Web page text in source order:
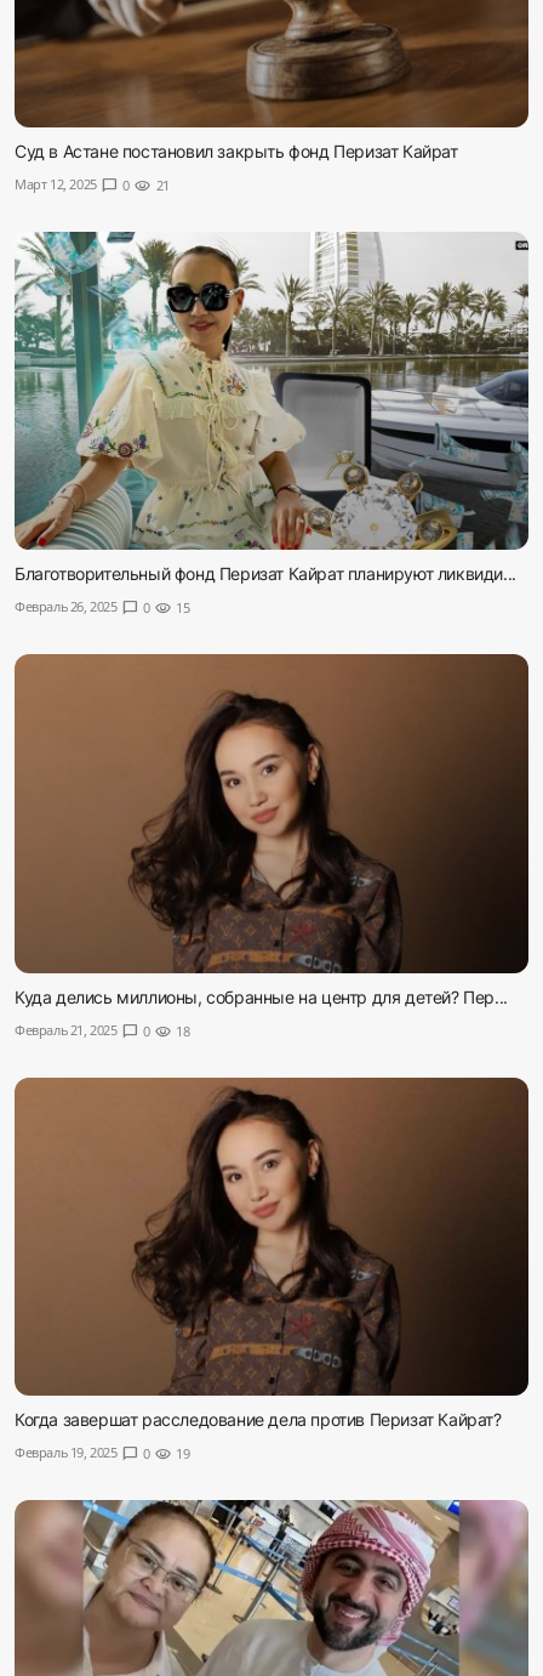
Суд в Астане постановил закрыть фонд Перизат Кайрат
Март 12, 2025 chat_bubble 0 visibility 21
Благотворительный фонд Перизат Кайрат планируют ликвиди...
Февраль 26, 2025 chat_bubble 0 visibility 15
Куда делись миллионы, собранные на центр для детей? Пер...
Февраль 21, 2025 chat_bubble 0 visibility 18
Когда завершат расследование дела против Перизат Кайрат?
Февраль 19, 2025 chat_bubble 0 visibility 19